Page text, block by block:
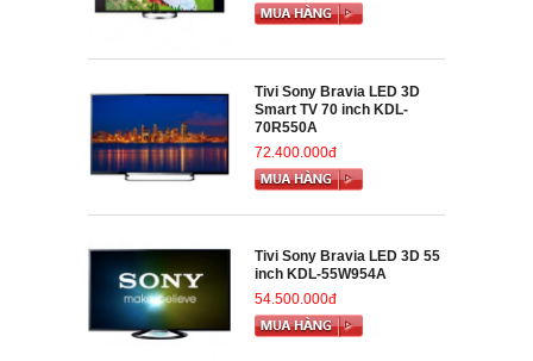
Tivi Sony Bravia LED 3D
Smart TV 70 inch KDL-
70R550A
72.400.000đ
Tivi Sony Bravia LED 3D 55
inch KDL-55W954A
54.500.000đ